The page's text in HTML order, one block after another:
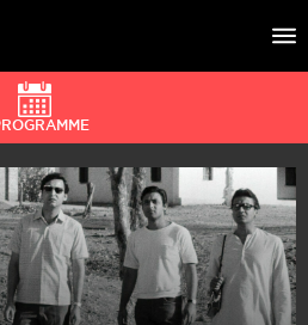
DU CINÉ
AUX IMAGES